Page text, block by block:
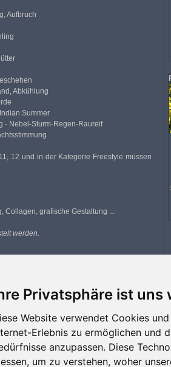
Privatsphäre ist uns
Website verwendet Cookies
Erlebnis zu ermöglichen und
anzupassen. Diese
um zu verstehen, woher
Aufbruch
Abkühlung
Summer
- Nebel-Sturm-Regen-Raureif
12 und in der Kategorie Freestyle müssen
Collagen, grafische Gestaltung ...
werden.